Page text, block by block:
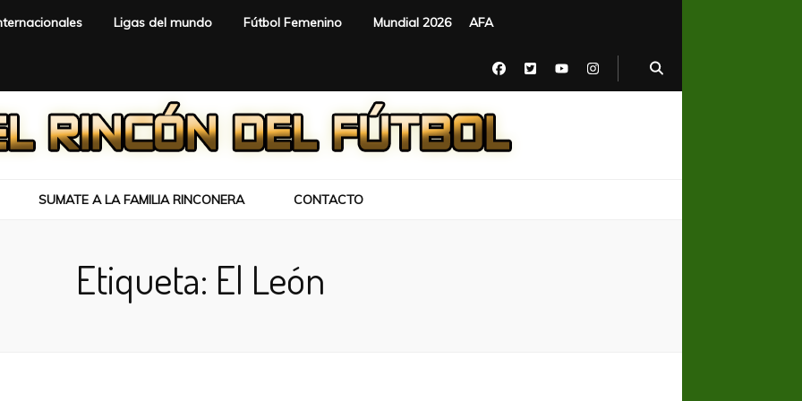
Ligas del mundo Fútbol Femenino Mundial 2026 AFA
SUMATE A LA FAMILIA RINCONERA CONTACTO
Etiqueta: El León